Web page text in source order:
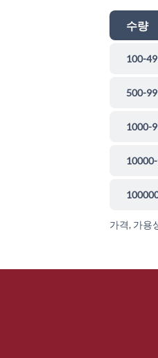
수량
100-
500-
1000-
가격, 가용